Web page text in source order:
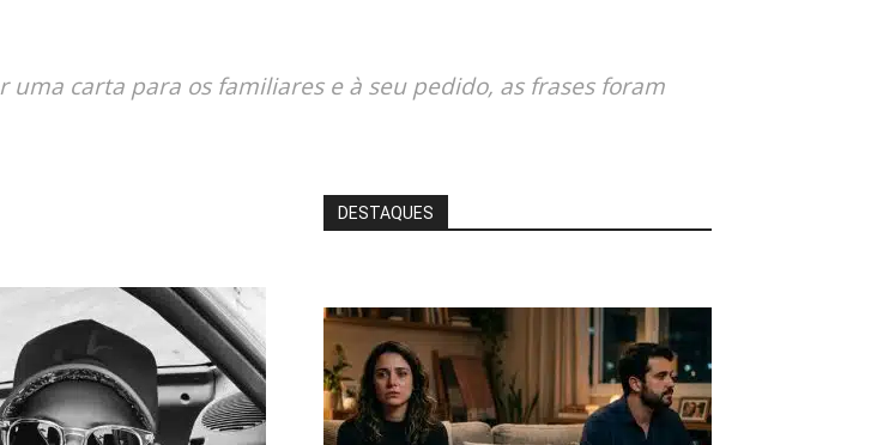
carta para os familiares e à seu pedido, as frases foram
DESTAQUES